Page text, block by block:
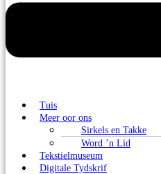
Tuis
Meer oor ons
Sirkels en Takke
Word ’n Lid
Tekstielmuseum
Digitale Tydskrif